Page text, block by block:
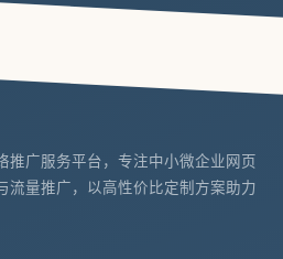
推广服务平台，专注中小微企业网页
流量推广，以高性价比定制方案助力